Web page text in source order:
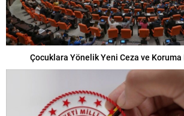
Çocuklara Yönelik Yeni Ceza ve